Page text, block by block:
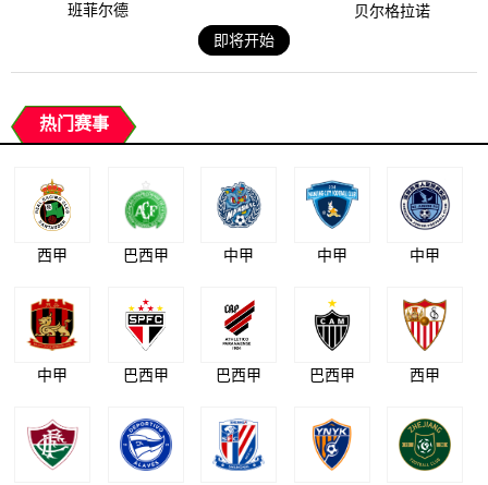
班菲尔德
贝尔格拉诺
即将开始
热门赛事
西甲 巴西甲 中甲 中甲 中甲
中甲 巴西甲 巴西甲 巴西甲 西甲